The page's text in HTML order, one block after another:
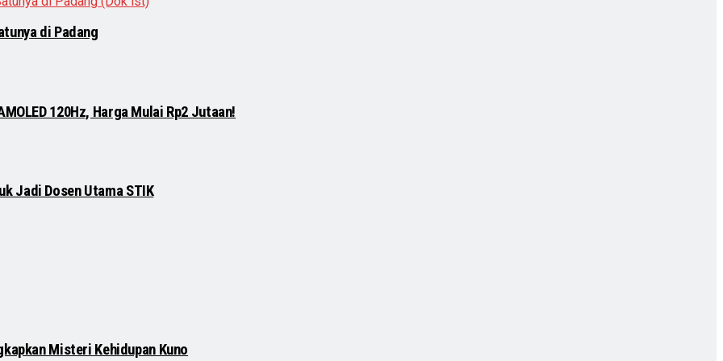
di Padang
120Hz, Harga Mulai Rp2 Jutaan!
Jadi Dosen Utama STIK
Misteri Kehidupan Kuno